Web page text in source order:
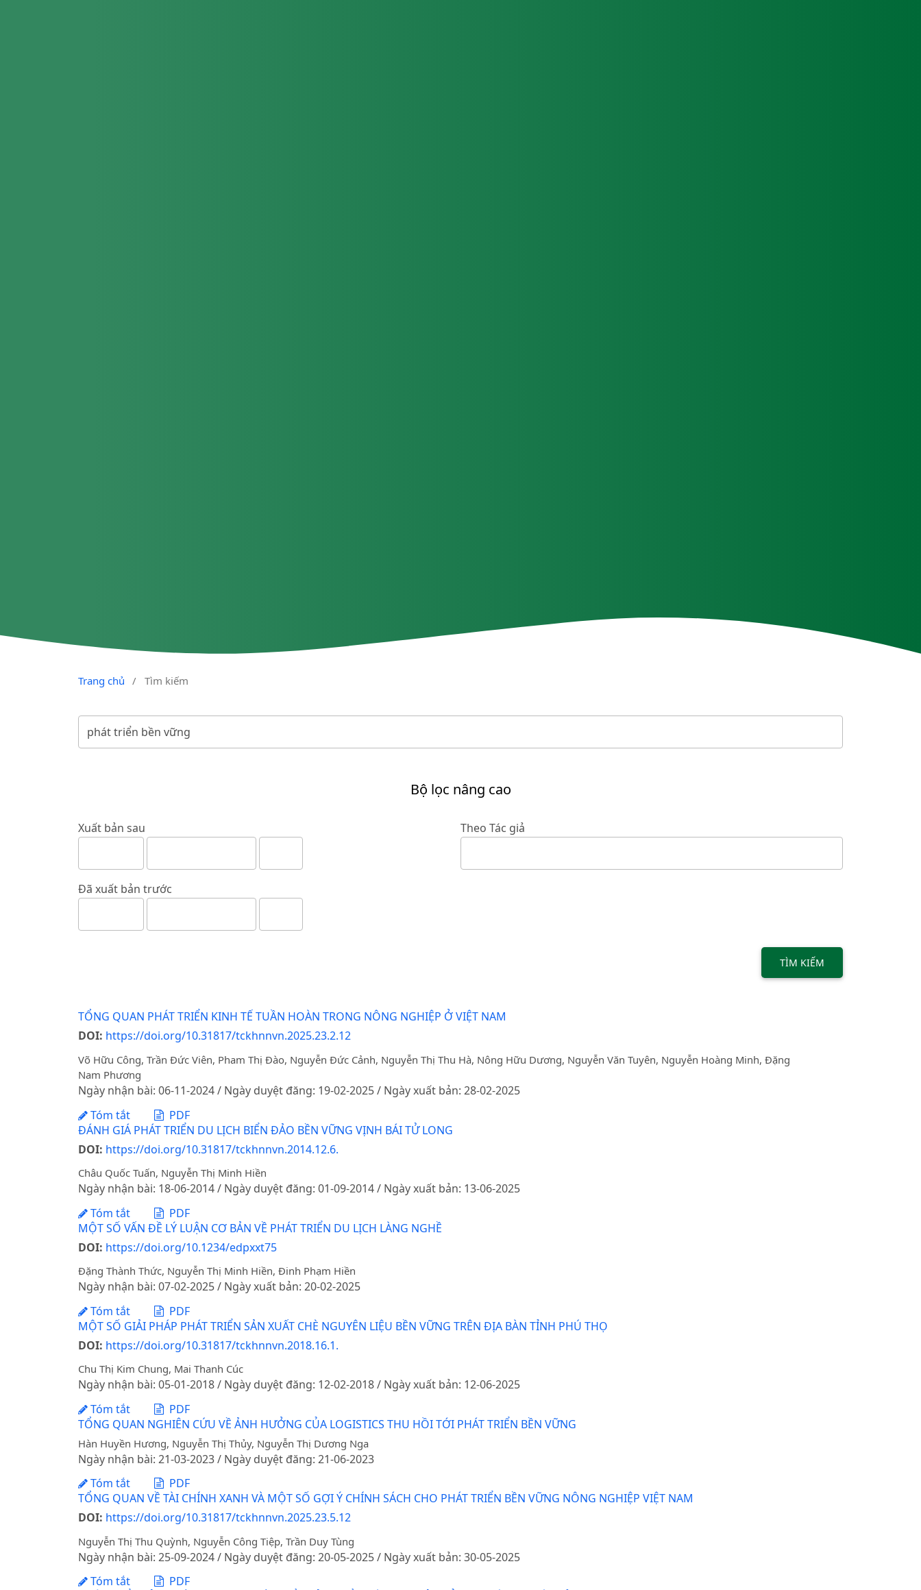
Trang chủ / Tìm kiếm
Bộ lọc nâng cao
Xuất bản sau
Đã xuất bản trước
Theo Tác giả
TÌM KIẾM
TỔNG QUAN PHÁT TRIỂN KINH TẾ TUẦN HOÀN TRONG NÔNG NGHIỆP Ở VIỆT NAM
DOI: https://doi.org/10.31817/tckhnnvn.2025.23.2.12
Võ Hữu Công, Trần Đức Viên, Pham Thị Đào, Nguyễn Đức Cảnh, Nguyễn Thị Thu Hà, Nông Hữu Dương, Nguyễn Văn Tuyên, Nguyễn Hoàng Minh, Đặng
Nam Phương
Ngày nhận bài: 06-11-2024 / Ngày duyệt đăng: 19-02-2025 / Ngày xuất bản: 28-02-2025
Tóm tắt
PDF
ĐÁNH GIÁ PHÁT TRIỂN DU LỊCH BIỂN ĐẢO BỀN VỮNG VỊNH BÁI TỬ LONG
DOI: https://doi.org/10.31817/tckhnnvn.2014.12.6.
Châu Quốc Tuấn, Nguyễn Thị Minh Hiền
Ngày nhận bài: 18-06-2014 / Ngày duyệt đăng: 01-09-2014 / Ngày xuất bản: 13-06-2025
Tóm tắt
PDF
MỘT SỐ VẤN ĐỀ LÝ LUẬN CƠ BẢN VỀ PHÁT TRIỂN DU LỊCH LÀNG NGHỀ
DOI: https://doi.org/10.1234/edpxxt75
Đặng Thành Thức, Nguyễn Thị Minh Hiền, Đinh Phạm Hiền
Ngày nhận bài: 07-02-2025 / Ngày xuất bản: 20-02-2025
Tóm tắt
PDF
MỘT SỐ GIẢI PHÁP PHÁT TRIỂN SẢN XUẤT CHÈ NGUYÊN LIỆU BỀN VỮNG TRÊN ĐỊA BÀN TỈNH PHÚ THỌ
DOI: https://doi.org/10.31817/tckhnnvn.2018.16.1.
Chu Thị Kim Chung, Mai Thanh Cúc
Ngày nhận bài: 05-01-2018 / Ngày duyệt đăng: 12-02-2018 / Ngày xuất bản: 12-06-2025
Tóm tắt
PDF
TỔNG QUAN NGHIÊN CỨU VỀ ẢNH HƯỞNG CỦA LOGISTICS THU HỒI TỚI PHÁT TRIỂN BỀN VỮNG
Hàn Huyền Hương, Nguyễn Thị Thủy, Nguyễn Thị Dương Nga
Ngày nhận bài: 21-03-2023 / Ngày duyệt đăng: 21-06-2023
Tóm tắt
PDF
TỔNG QUAN VỀ TÀI CHÍNH XANH VÀ MỘT SỐ GỢI Ý CHÍNH SÁCH CHO PHÁT TRIỂN BỀN VỮNG NÔNG NGHIỆP VIỆT NAM
DOI: https://doi.org/10.31817/tckhnnvn.2025.23.5.12
Nguyễn Thị Thu Quỳnh, Nguyễn Công Tiệp, Trần Duy Tùng
Ngày nhận bài: 25-09-2024 / Ngày duyệt đăng: 20-05-2025 / Ngày xuất bản: 30-05-2025
Tóm tắt
PDF